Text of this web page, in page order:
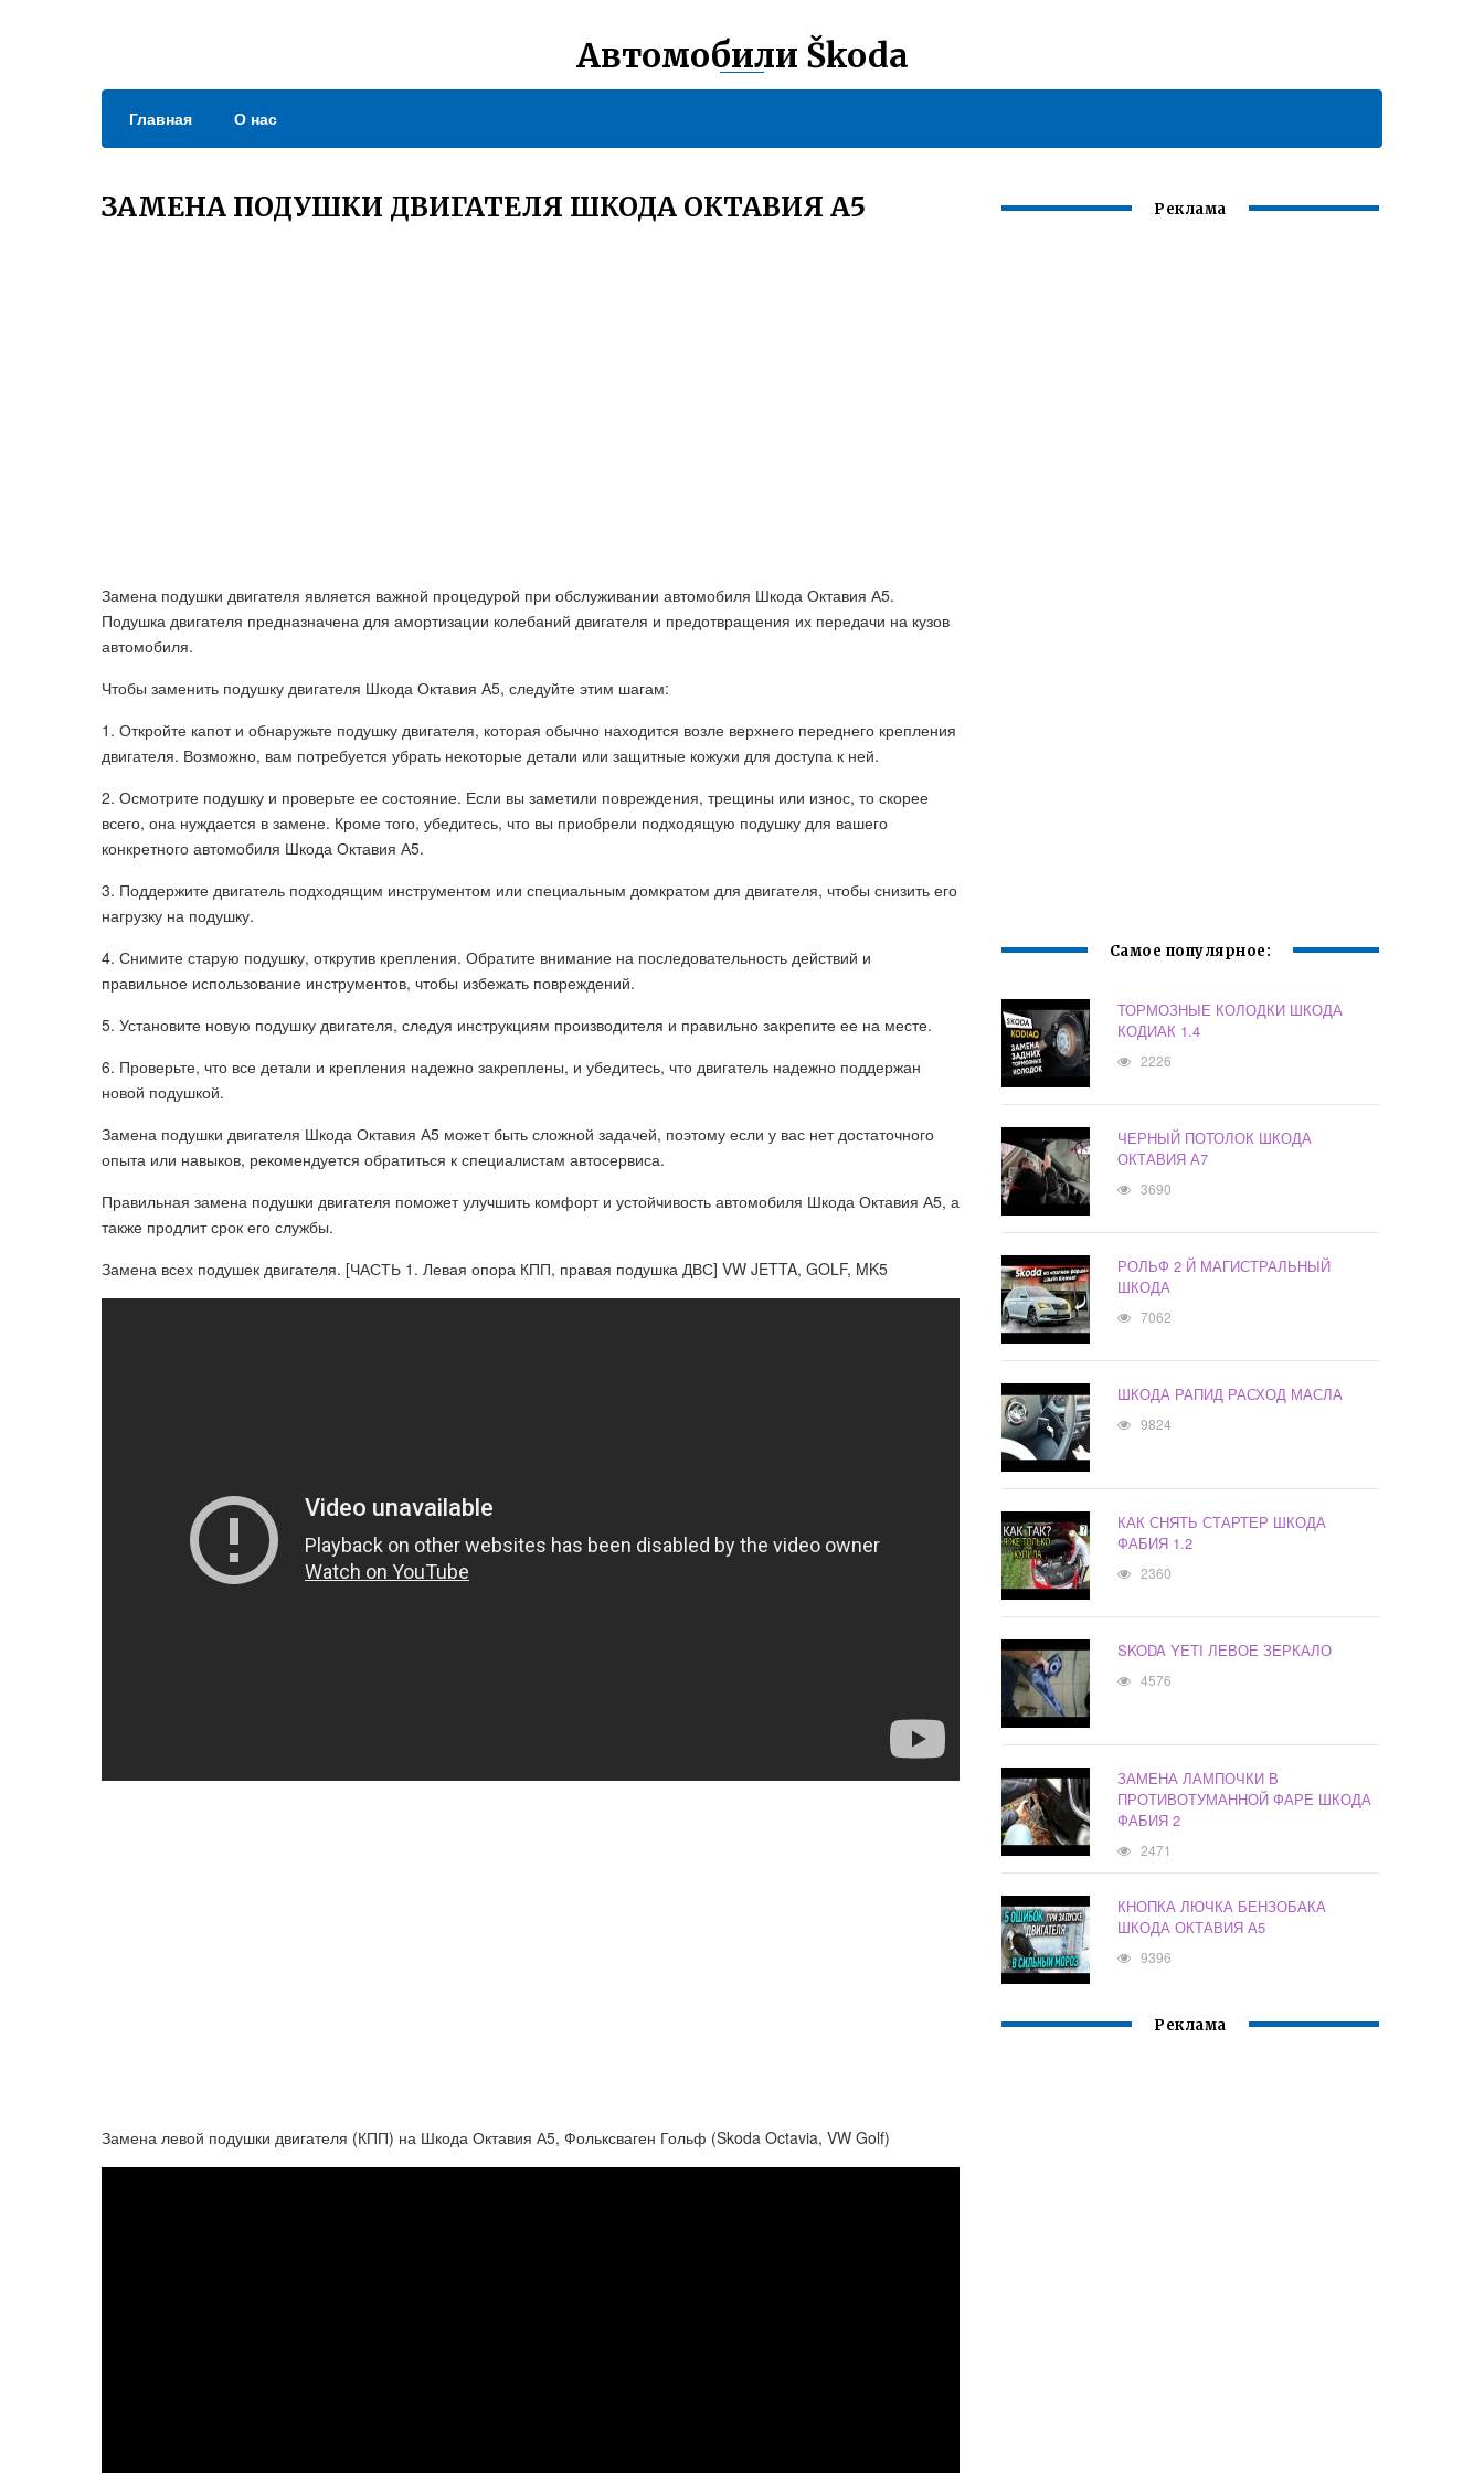
Автомобили Škoda
Главная О нас
ЗАМЕНА ПОДУШКИ ДВИГАТЕЛЯ ШКОДА ОКТАВИЯ А5
Замена подушки двигателя является важной процедурой при обслуживании автомобиля Шкода Октавия А5.
Подушка двигателя предназначена для амортизации колебаний двигателя и предотвращения их передачи на кузов
автомобиля.
Чтобы заменить подушку двигателя Шкода Октавия А5, следуйте этим шагам:
1. Откройте капот и обнаружьте подушку двигателя, которая обычно находится возле верхнего переднего крепления
двигателя. Возможно, вам потребуется убрать некоторые детали или защитные кожухи для доступа к ней.
2. Осмотрите подушку и проверьте ее состояние. Если вы заметили повреждения, трещины или износ, то скорее
всего, она нуждается в замене. Кроме того, убедитесь, что вы приобрели подходящую подушку для вашего
конкретного автомобиля Шкода Октавия А5.
3. Поддержите двигатель подходящим инструментом или специальным домкратом для двигателя, чтобы снизить его
нагрузку на подушку.
4. Снимите старую подушку, открутив крепления. Обратите внимание на последовательность действий и
правильное использование инструментов, чтобы избежать повреждений.
5. Установите новую подушку двигателя, следуя инструкциям производителя и правильно закрепите ее на месте.
6. Проверьте, что все детали и крепления надежно закреплены, и убедитесь, что двигатель надежно поддержан
новой подушкой.
Замена подушки двигателя Шкода Октавия А5 может быть сложной задачей, поэтому если у вас нет достаточного
опыта или навыков, рекомендуется обратиться к специалистам автосервиса.
Правильная замена подушки двигателя поможет улучшить комфорт и устойчивость автомобиля Шкода Октавия А5, а
также продлит срок его службы.
Замена всех подушек двигателя. [ЧАСТЬ 1. Левая опора КПП, правая подушка ДВС] VW JETTA, GOLF, MK5
Замена левой подушки двигателя (КПП) на Шкода Октавия А5, Фольксваген Гольф (Skoda Octavia, VW Golf)
Реклама
Самое популярное:
ТОРМОЗНЫЕ КОЛОДКИ ШКОДА
КОДИАК 1.4
2226
ЧЕРНЫЙ ПОТОЛОК ШКОДА
ОКТАВИЯ А7
3690
РОЛЬФ 2 Й МАГИСТРАЛЬНЫЙ
ШКОДА
7062
ШКОДА РАПИД РАСХОД МАСЛА
9824
КАК СНЯТЬ СТАРТЕР ШКОДА
ФАБИЯ 1.2
2360
SKODA YETI ЛЕВОЕ ЗЕРКАЛО
4576
ЗАМЕНА ЛАМПОЧКИ В
ПРОТИВОТУМАННОЙ ФАРЕ ШКОДА
ФАБИЯ 2
2471
КНОПКА ЛЮЧКА БЕНЗОБАКА
ШКОДА ОКТАВИЯ А5
9396
Реклама